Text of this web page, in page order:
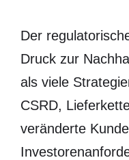
Der
Druck zur
als viele
CSRD,
veränderte